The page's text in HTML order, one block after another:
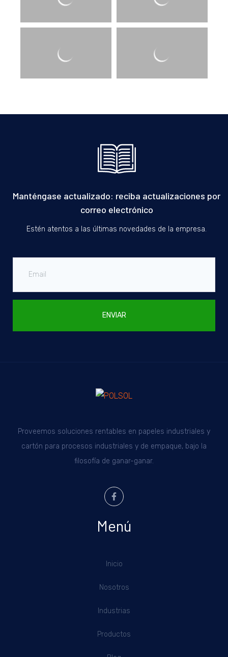
Manténgase actualizado: reciba actualizaciones por
correo electrónico
Estén atentos a las últimas novedades de la empresa.
ENVIAR
Proveemos soluciones rentables en papeles industriales y
cartón para procesos industriales y de empaque, bajo la
filosofía de ganar-ganar.
Menú
Inicio
Nosotros
Industrias
Productos